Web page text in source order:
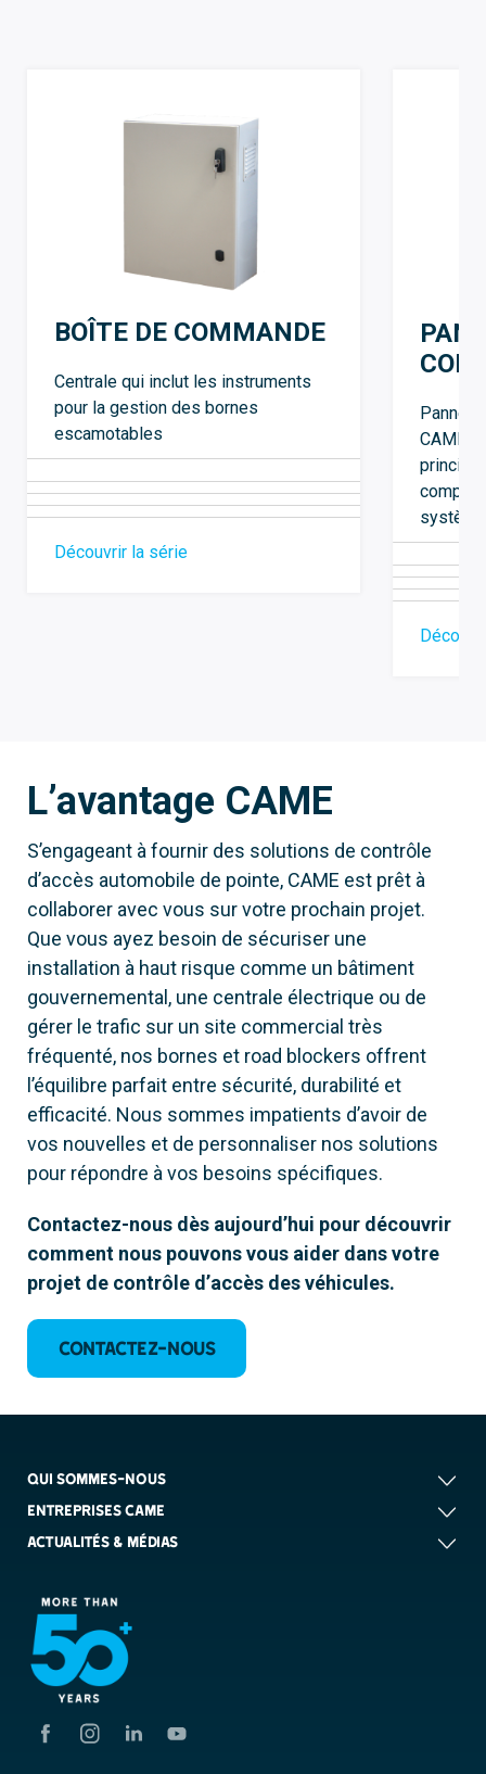
BOÎTE DE COMMANDE
Centrale qui inclut les instruments
pour la gestion des bornes
escamotables
Découvrir la série
CAME
L’avantage CAME
S’engageant à fournir des solutions de contrôle
d’accès automobile de pointe, CAME est prêt à
collaborer avec vous sur votre prochain projet.
Que vous ayez besoin de sécuriser une
installation à haut risque comme un bâtiment
gouvernemental, une centrale électrique ou de
gérer le trafic sur un site commercial très
fréquenté, nos bornes et road blockers offrent
l’équilibre parfait entre sécurité, durabilité et
efficacité. Nous sommes impatients d’avoir de
vos nouvelles et de personnaliser nos solutions
pour répondre à vos besoins spécifiques.
Contactez-nous dès aujourd’hui pour découvrir
comment nous pouvons vous aider dans votre
projet de contrôle d’accès des véhicules.
CONTACTEZ-NOUS
QUI SOMMES-NOUS
ENTREPRISES CAME
ACTUALITÉS & MÉDIAS